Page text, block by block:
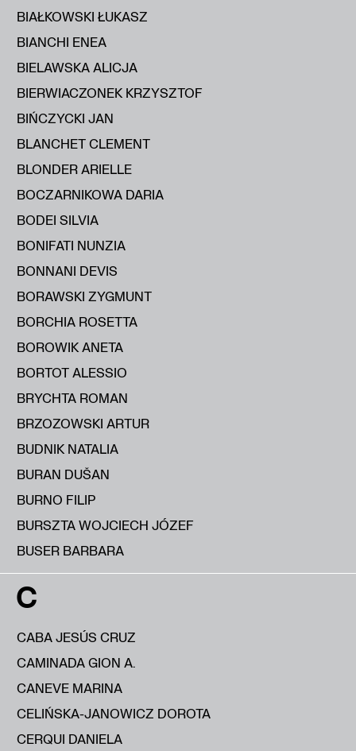
BIAŁKOWSKI ŁUKASZ
BIANCHI ENEA
BIELAWSKA ALICJA
BIERWIACZONEK KRZYSZTOF
BIŃCZYCKI JAN
BLANCHET CLEMENT
BLONDER ARIELLE
BOCZARNIKOWA DARIA
BODEI SILVIA
BONIFATI NUNZIA
BONNANI DEVIS
BORAWSKI ZYGMUNT
BORCHIA ROSETTA
BOROWIK ANETA
BORTOT ALESSIO
BRYCHTA ROMAN
BRZOZOWSKI ARTUR
BUDNIK NATALIA
BURAN DUŠAN
BURNO FILIP
BURSZTA WOJCIECH JÓZEF
BUSER BARBARA
C
CABA JESÚS CRUZ
CAMINADA GION A.
CANEVE MARINA
CELIŃSKA-JANOWICZ DOROTA
CERQUI DANIELA